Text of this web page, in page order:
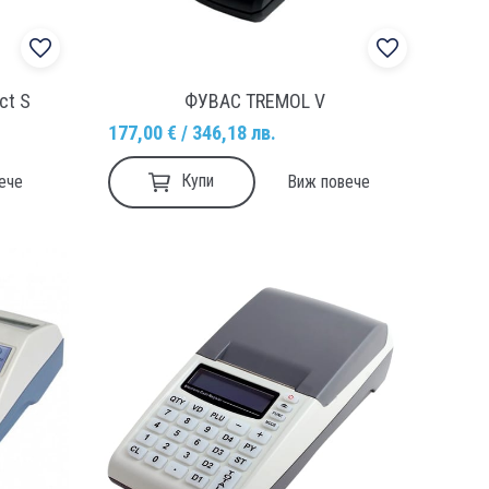
S
ФУВАС TREMOL V
177,00 € / 346,18 лв.
Купи Виж повече